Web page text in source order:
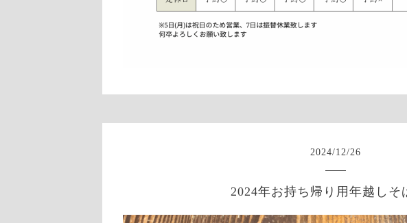
2024/12/26
2024年お持ち帰り用年越しそ